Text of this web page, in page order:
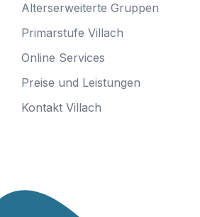
Alterserweiterte Gruppen
Primarstufe Villach
Online Services
Preise und Leistungen
Kontakt Villach